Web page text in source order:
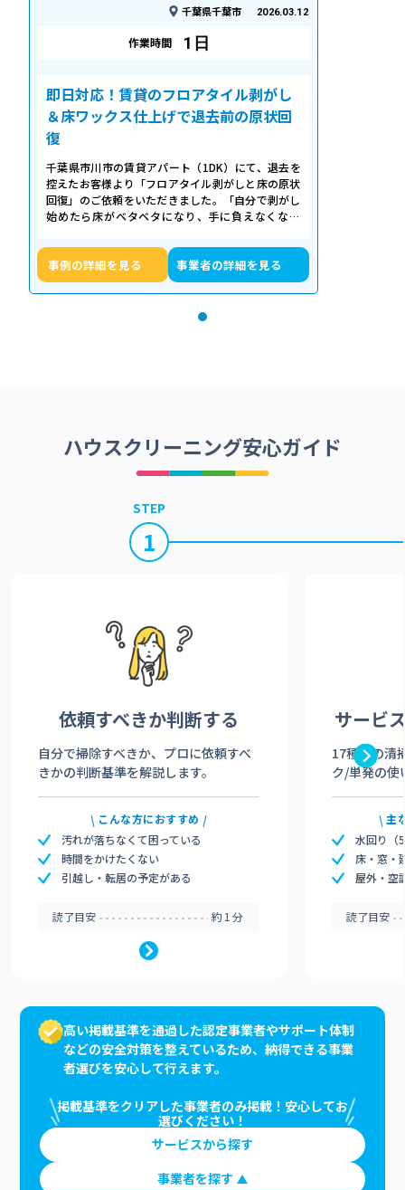
千葉県千葉市 2026.03.12
作業時間 1日
即日対応！賃貸のフロアタイル剥がし
＆床ワックス仕上げで退去前の原状回
復
千葉県市川市の賃貸アパート（1DK）にて、退去を
控えたお客様より「フロアタイル剥がしと床の原状
回復」のご依頼をいただきました。「自分で剥がし
始めたら床がベタベタになり、手に負えなくなっ
事例の詳細を見る 事業者の詳細を見る
ハウスクリーニング安心ガイド
STEP
1
依頼すべきか判断する
自分で掃除すべきか、プロに依頼すべ
きかの判断基準を解説します。
こんな方におすすめ
汚れが落ちなくて困っている
時間をかけたくない
引越し・転居の予定がある
読了目安 約1分
サービ
17種類の清
ク/単発の使
主
水回り（
床・窓・
屋外・空
読了目安
高い掲載基準を通過した認定事業者やサポート体制
などの安全対策を整えているため、納得できる事業
者選びを安心して行えます。
掲載基準をクリアした事業者のみ掲載！安心してお
選びください！
サービスから探す
事業者を探す